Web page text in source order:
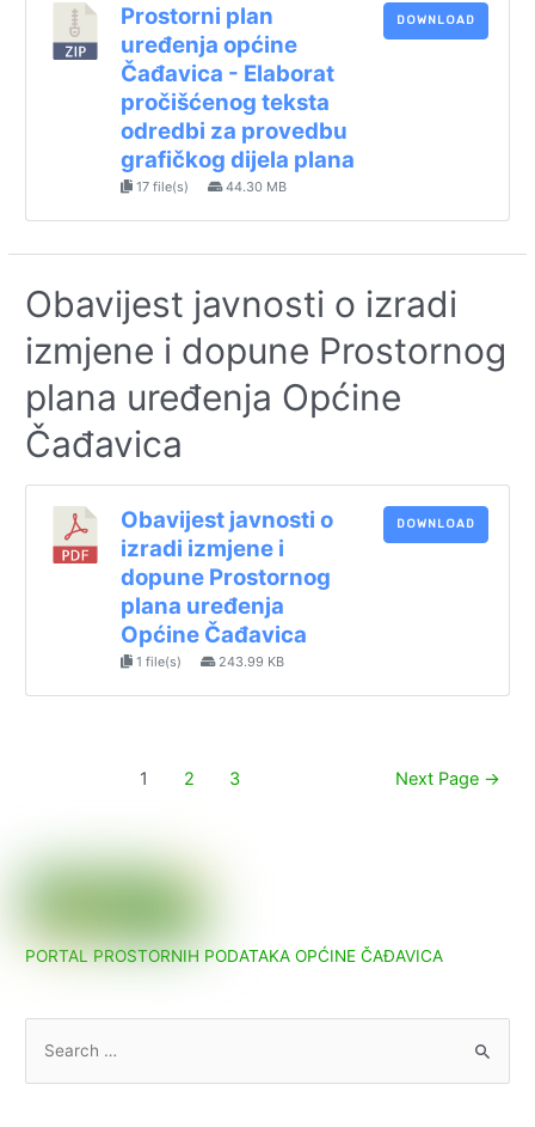
Prostorni plan
uređenja općine
Čađavica - Elaborat
pročišćenog teksta
odredbi za provedbu
grafičkog dijela plana
17 file(s) 44.30 MB
DOWNLOAD
Obavijest javnosti o izradi
izmjene i dopune Prostornog
plana uređenja Općine
Čađavica
Obavijest javnosti o
izradi izmjene i
dopune Prostornog
plana uređenja
Općine Čađavica
1 file(s) 243.99 KB
DOWNLOAD
1 2 3 Next Page →
PORTAL PROSTORNIH PODATAKA OPĆINE ČAĐAVICA